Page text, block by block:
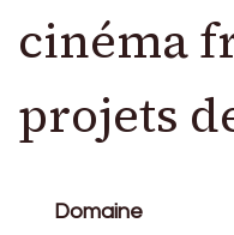
cinéma
projets
Domaine